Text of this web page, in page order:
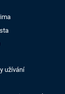
užívání